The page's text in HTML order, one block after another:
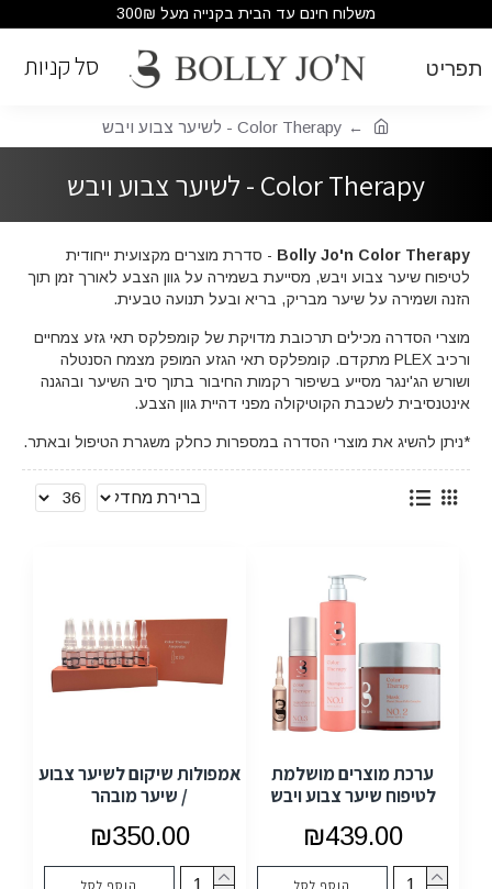
משלוח חינם עד הבית בקנייה מעל 300₪
Color Therapy - לשיער צבוע ויבש
Color Therapy - לשיער צבוע ויבש
Bolly Jo'n Color Therapy - סדרת מוצרים מקצועית ייחודית
לטיפוח שיער צבוע ויבש, מסייעת בשמירה על גוון הצבע לאורך זמן תוך
הזנה ושמירה על שיער מבריק, בריא ובעל תנועה טבעית.
מוצרי הסדרה מכילים תרכובת מדויקת של קומפלקס תאי גזע צמחיים
ורכיב PLEX מתקדם. קומפלקס תאי הגזע המופק מצמח הסנטלה
ושורש הג'ינגר מסייע בשיפור רקמות החיבור בתוך סיב השיער ובהגנה
אינטנסיבית לשכבת הקוטיקולה מפני דהיית גוון הצבע.
*ניתן להשיג את מוצרי הסדרה במספרות כחלק משגרת הטיפול ובאתר.
ערכת מוצרים מושלמת
לטיפוח שיער צבוע ויבש
₪439.00
הוסף לסל
אמפולות שיקום לשיער צבוע
/ שיער מובהר
₪350.00
הוסף לסל